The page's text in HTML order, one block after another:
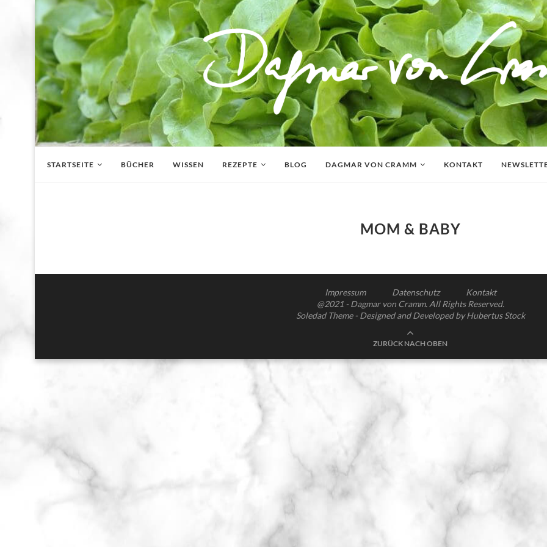
STARTSEITE BÜCHER WISSEN REZEPTE BLOG DAGMAR VON CRAMM KONTAKT
MOM & BABY
Impressum Datenschutz
Kontakt
@2021 - Dagmar von Cramm. All Rights Reserved.
Soledad Theme - Designed and Developed by Hubertus Stock
ZURÜCK NACH OBEN